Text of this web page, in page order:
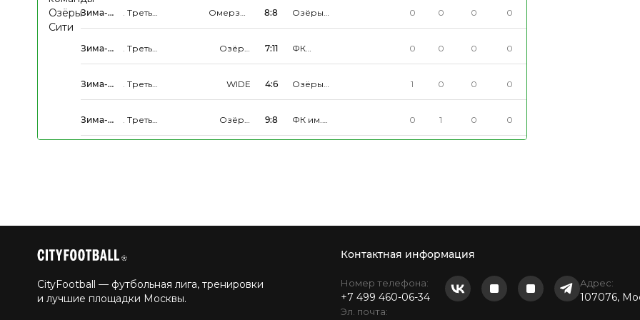
Зима-
. Третья
Омерзительная
8:8
Озёры
0 0 0 0
Зима-
. Третья
Озёры
7:11
ФК
0 0 0 0
Зима-
. Третья
WIDE 4:6
Озёры
1 0 0 0
Зима-
2026
. Третья
Озёры
9:8
ФК им.
Суть
0 1 0 0
CityFootball — футбольная лига, тренировки
и лучшие площадки Москвы.
Контактная информация
Номер телефона:
+7 499 460-06-34
Эл. почта:
Адрес:
107076,